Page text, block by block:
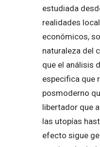
estudiada
realidades
económicos,
naturaleza del
que el análisis
especifica que
posmoderno
libertador que
las utopías
efecto sigue